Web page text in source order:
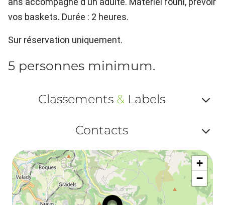
vos baskets. Durée : 2 heures.
Sur réservation uniquement.
5 personnes minimum.
Classements &Labels
ou
Contacts
ou
+
−